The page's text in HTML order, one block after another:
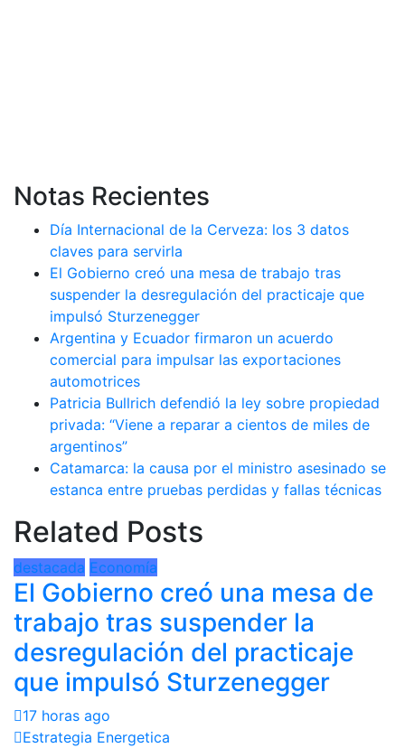
Notas Recientes
Día Internacional de la Cerveza: los 3 datos
claves para servirla
El Gobierno creó una mesa de trabajo tras
suspender la desregulación del practicaje que
impulsó Sturzenegger
Argentina y Ecuador firmaron un acuerdo
comercial para impulsar las exportaciones
automotrices
Patricia Bullrich defendió la ley sobre propiedad
privada: “Viene a reparar a cientos de miles de
argentinos”
Catamarca: la causa por el ministro asesinado se
estanca entre pruebas perdidas y fallas técnicas
Related Posts
destacada Economía
El Gobierno creó una mesa de
trabajo tras suspender la
desregulación del practicaje
que impulsó Sturzenegger
17 horas ago
Estrategia Energetica